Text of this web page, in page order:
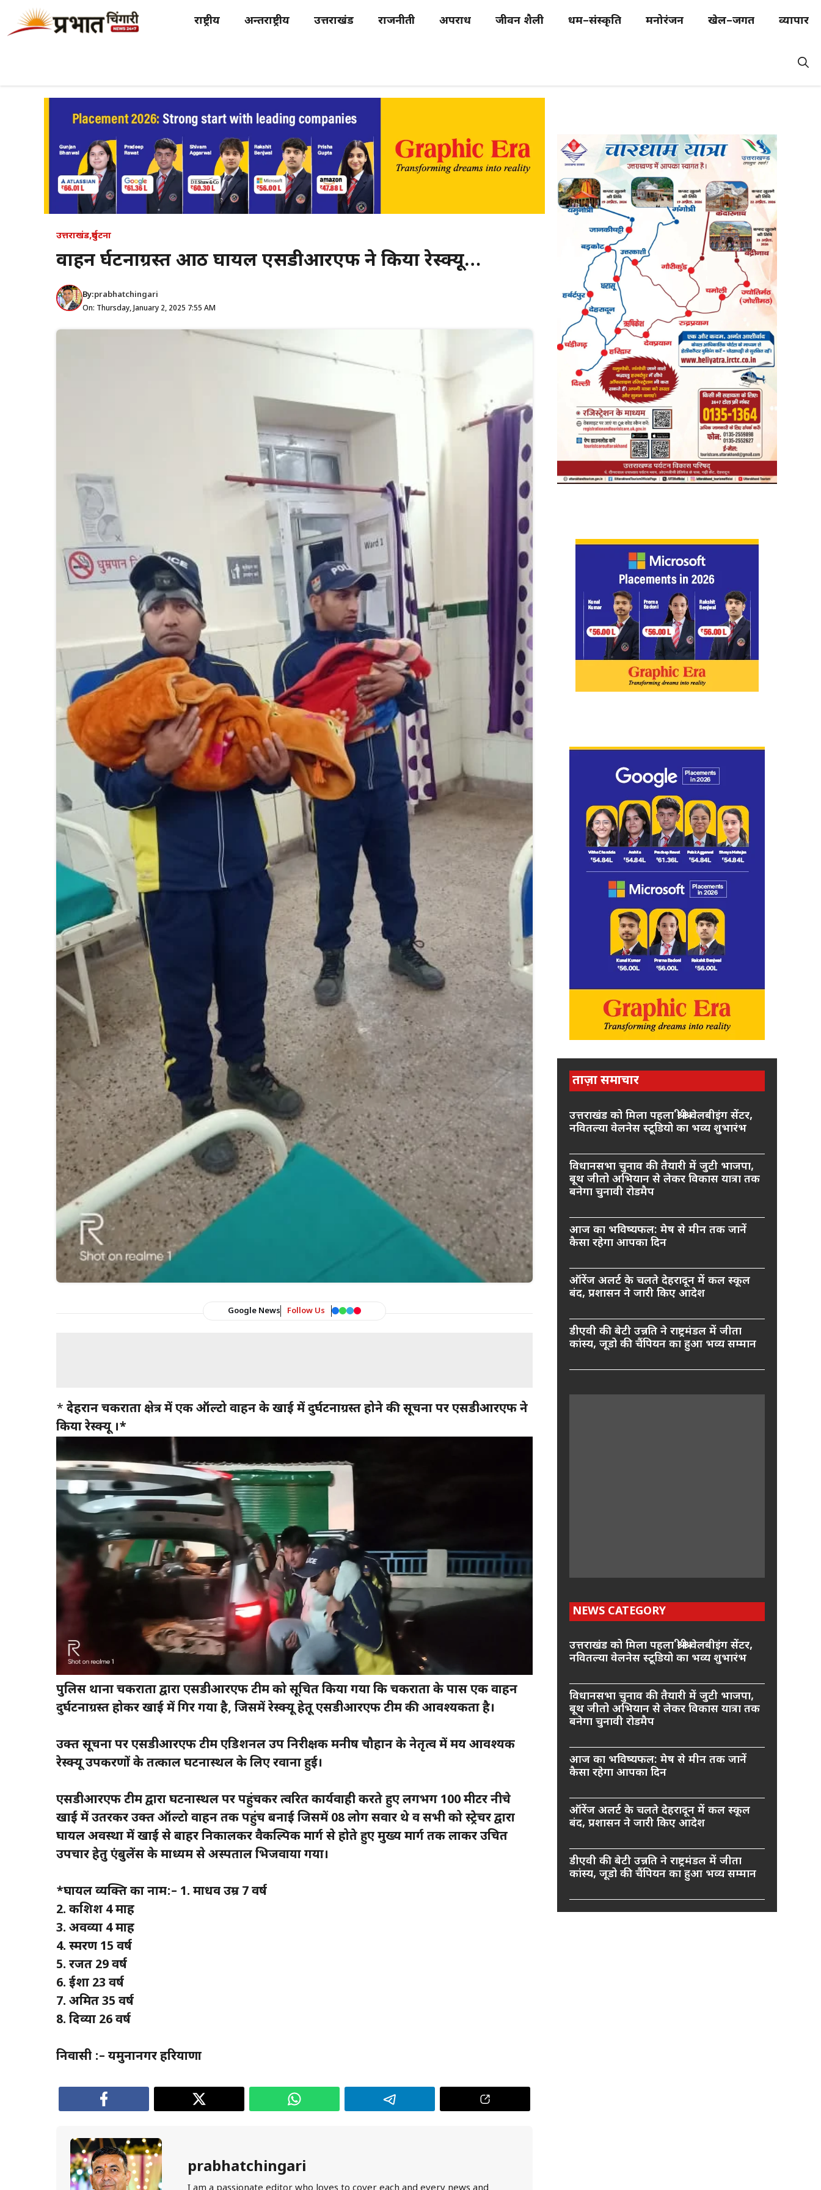
राष्ट्रीय अन्तर्राष्ट्रीय उत्तराखंड राजनीती अपराध जीवन शैली धर्म–संस्कृति मनोरंजन खेल–जगत व्यापार
उत्तराखंड,दुर्घटना
वाहन दुर्घटनाग्रस्त आठ घायल एसडीआरएफ ने किया रेस्क्यू…
By:prabhatchingari
On: Thursday, January 2, 2025 7:55 AM
Google News Follow Us
* देहरादून चकराता क्षेत्र में एक ऑल्टो वाहन के खाई में दुर्घटनाग्रस्त होने की सूचना पर एसडीआरएफ ने
किया रेस्क्यू ।*
पुलिस थाना चकराता द्वारा एसडीआरएफ टीम को सूचित किया गया कि चकराता के पास एक वाहन
दुर्घटनाग्रस्त होकर खाई में गिर गया है, जिसमें रेस्क्यू हेतू एसडीआरएफ टीम की आवश्यकता है।
उक्त सूचना पर एसडीआरएफ टीम एडिशनल उप निरीक्षक मनीष चौहान के नेतृत्व में मय आवश्यक
रेस्क्यू उपकरणों के तत्काल घटनास्थल के लिए रवाना हुई।
एसडीआरएफ टीम द्वारा घटनास्थल पर पहुंचकर त्वरित कार्यवाही करते हुए लगभग 100 मीटर नीचे
खाई में उतरकर उक्त ऑल्टो वाहन तक पहुंच बनाई जिसमें 08 लोग सवार थे व सभी को स्ट्रेचर द्वारा
घायल अवस्था में खाई से बाहर निकालकर वैकल्पिक मार्ग से होते हुए मुख्य मार्ग तक लाकर उचित
उपचार हेतु एंबुलेंस के माध्यम से अस्पताल भिजवाया गया।
*घायल व्यक्ति का नाम:– 1. माधव उम्र 7 वर्ष
2. कशिश 4 माह
3. अवव्या 4 माह
4. स्मरण 15 वर्ष
5. रजत 29 वर्ष
6. ईशा 23 वर्ष
7. अमित 35 वर्ष
8. दिव्या 26 वर्ष
निवासी :– यमुनानगर हरियाणा
prabhatchingari
ताज़ा समाचार
उत्तराखंड को मिला पहला श्री श्री वेलबीइंग सेंटर,
नवितल्या वेलनेस स्टूडियो का भव्य शुभारंभ
विधानसभा चुनाव की तैयारी में जुटी भाजपा,
बूथ जीतो अभियान से लेकर विकास यात्रा तक
बनेगा चुनावी रोडमैप
आज का भविष्यफल: मेष से मीन तक जानें
कैसा रहेगा आपका दिन
ऑरेंज अलर्ट के चलते देहरादून में कल स्कूल
बंद, प्रशासन ने जारी किए आदेश
डीएवी की बेटी उन्नति ने राष्ट्रमंडल में जीता
कांस्य, जूडो की चैंपियन का हुआ भव्य सम्मान
NEWS CATEGORY
उत्तराखंड को मिला पहला श्री श्री वेलबीइंग सेंटर,
नवितल्या वेलनेस स्टूडियो का भव्य शुभारंभ
विधानसभा चुनाव की तैयारी में जुटी भाजपा,
बूथ जीतो अभियान से लेकर विकास यात्रा तक
बनेगा चुनावी रोडमैप
आज का भविष्यफल: मेष से मीन तक जानें
कैसा रहेगा आपका दिन
ऑरेंज अलर्ट के चलते देहरादून में कल स्कूल
बंद, प्रशासन ने जारी किए आदेश
डीएवी की बेटी उन्नति ने राष्ट्रमंडल में जीता
कांस्य, जूडो की चैंपियन का हुआ भव्य सम्मान